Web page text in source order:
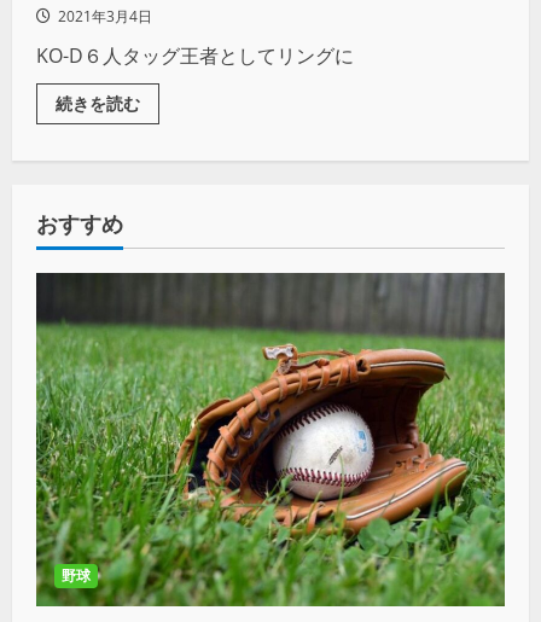
2021年3月4日
KO-D６人タッグ王者としてリングに
続きを読む
おすすめ
野球